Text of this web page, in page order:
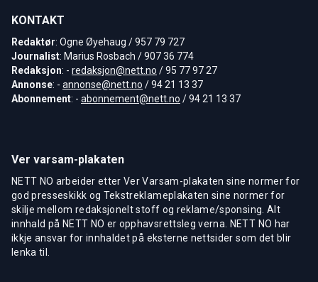
KONTAKT
Redaktør: Ogne Øyehaug / 957 79 727
Journalist: Marius Rosbach / 907 36 774
Redaksjon: - redaksjon@nett.no / 95 77 97 27
Annonse: - annonse@nett.no / 94 21 13 37
Abonnement: - abonnement@nett.no / 94 21 13 37
Ver varsam-plakaten
NETT NO arbeider etter Ver Varsam-plakaten sine normer for
god presseskikk og Tekstreklameplakaten sine normer for
skilje mellom redaksjonelt stoff og reklame/sponsing. Alt
innhald på NETT NO er opphavsrettsleg verna. NETT NO har
ikkje ansvar for innhaldet på eksterne nettsider som det blir
lenka til.